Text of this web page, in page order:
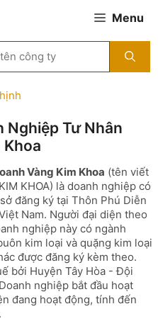
Menu
Tư Nhân
Khoa
Vàng Kim Khoa (tên viết
KHOA) là doanh nghiệp có
đăng ký tại Thôn Phú Diễn
Nam. Người đại diện theo
nghiệp này có ngành
kim loại và quặng kim loại
được đăng ký kèm theo.
bởi Huyện Tây Hòa - Đội
nghiệp bắt đầu hoạt
đang hoạt động, tính đến